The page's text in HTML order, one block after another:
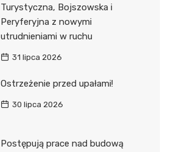
Turystyczna, Bojszowska i
Peryferyjna z nowymi
utrudnieniami w ruchu
31 lipca 2026
Ostrzeżenie przed upałami!
30 lipca 2026
Postępują prace nad budową